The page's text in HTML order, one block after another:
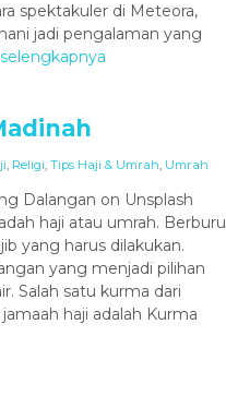
spektakuler di Meteora,
jadi pengalaman yang
selengkapnya
, Religi, Tips Haji & Umrah, Umrah
Dalangan on Unsplash
haji atau umrah. Berburu
yang harus dilakukan.
yang menjadi pilihan
Salah satu kurma dari
haji adalah Kurma